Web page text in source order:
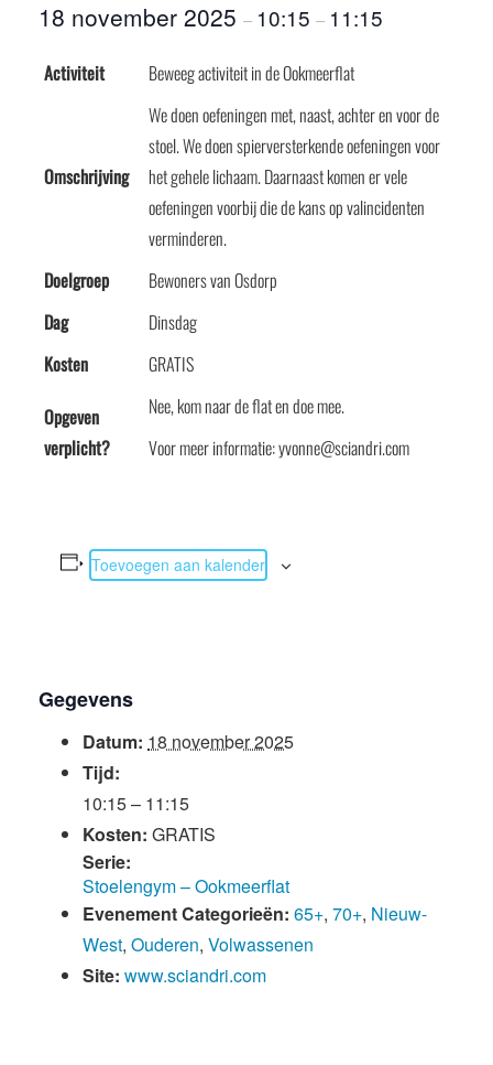
18 november 2025 – 10:15 – 11:15
Activiteit Beweeg activiteit in de Ookmeerflat
Omschrijving
We doen oefeningen met, naast, achter en voor de
stoel. We doen spierversterkende oefeningen voor
het gehele lichaam. Daarnaast komen er vele
oefeningen voorbij die de kans op valincidenten
verminderen.
Doelgroep
Bewoners van Osdorp
Dag
Dinsdag
Kosten
GRATIS
Opgeven
verplicht?
Nee, kom naar de flat en doe mee.
Voor meer informatie: yvonne@sciandri.com
Toevoegen aan kalender
Gegevens
Datum: 18 november 2025
Tijd:
10:15 – 11:15
Kosten: GRATIS
Serie:
Stoelengym – Ookmeerflat
Evenement Categorieën: 65+, 70+, Nieuw-
West, Ouderen, Volwassenen
Site: www.sciandri.com